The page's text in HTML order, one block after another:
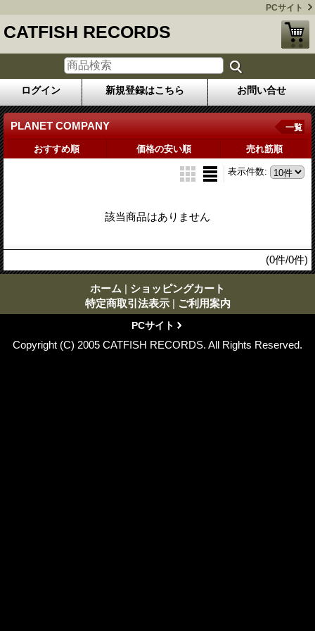
PCサイト
CATFISH RECORDS
ログイン 新規登録はこちら お問い合せ
PLANET COMPANY 一覧
おすすめ順 価格の安い順 売れ筋順
表示件数:
該当商品はありません
(0件/0件)
ホーム | ショッピングカート
特定商取引法表示 | ご利用案内
PCサイト
Copyright (C) 2005 CATFISH RECORDS. All Rights Reserved.